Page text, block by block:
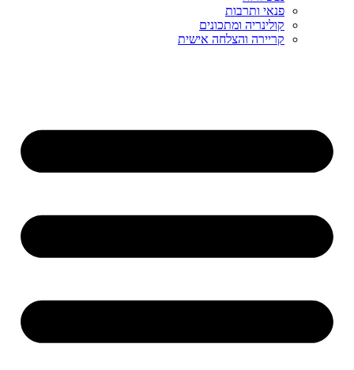
פנאי ותרבות
קולינריה ומתכונים
קריירה והצלחה אישית